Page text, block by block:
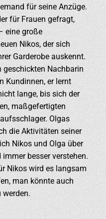
für seine Anzüge.
für Frauen gefragt,
eine große
Nikos, der sich
Garderobe auskennt.
geschickten Nachbarin
Kundinnen, er lernt
lange, bis sich der
maßgefertigten
Olgas
die Aktivitäten seiner
Nikos und Olga über
besser verstehen.
Nikos wird es langsam
man könnte auch
werden.